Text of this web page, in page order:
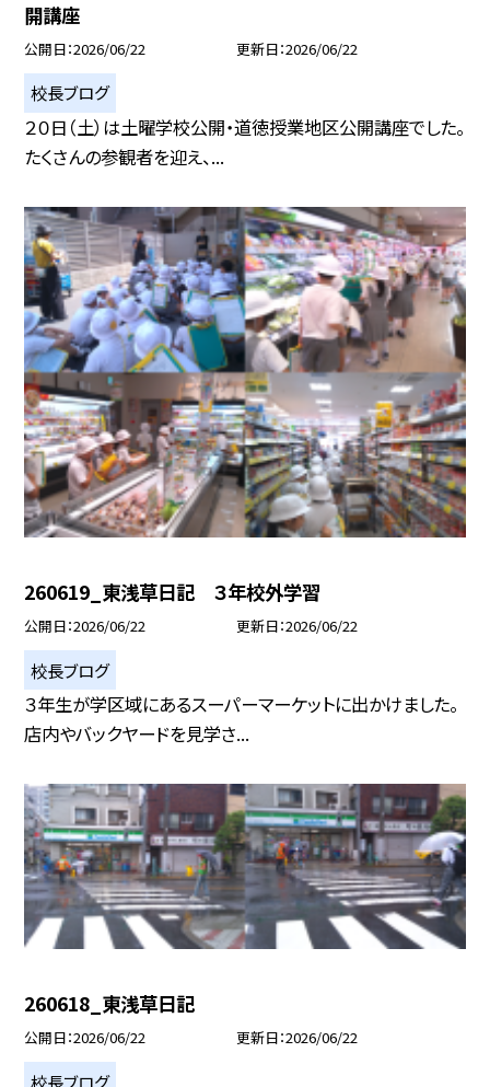
開講座
公開日 2026/06/22 更新日 2026/06/22
校長ブログ
２０日（土）は土曜学校公開・道徳授業地区公開講座でした。
たくさんの参観者を迎え、...
260619_東浅草日記 ３年校外学習
公開日 2026/06/22 更新日 2026/06/22
校長ブログ
３年生が学区域にあるスーパーマーケットに出かけました。
店内やバックヤードを見学さ...
260618_東浅草日記
公開日 2026/06/22 更新日 2026/06/22
校長ブログ